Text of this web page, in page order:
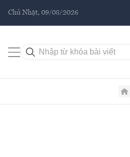
Chủ Nhật, 09/08/2026